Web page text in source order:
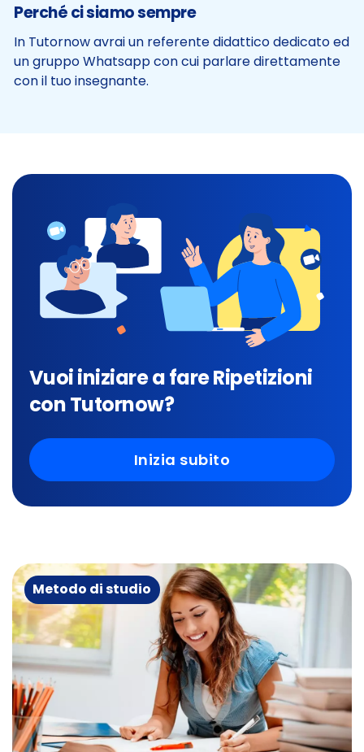
Perché ci siamo sempre
In Tutornow avrai un referente didattico dedicato ed
un gruppo Whatsapp con cui parlare direttamente
con il tuo insegnante.
Vuoi iniziare a fare Ripetizioni
con Tutornow?
Inizia subito
Metodo di studio